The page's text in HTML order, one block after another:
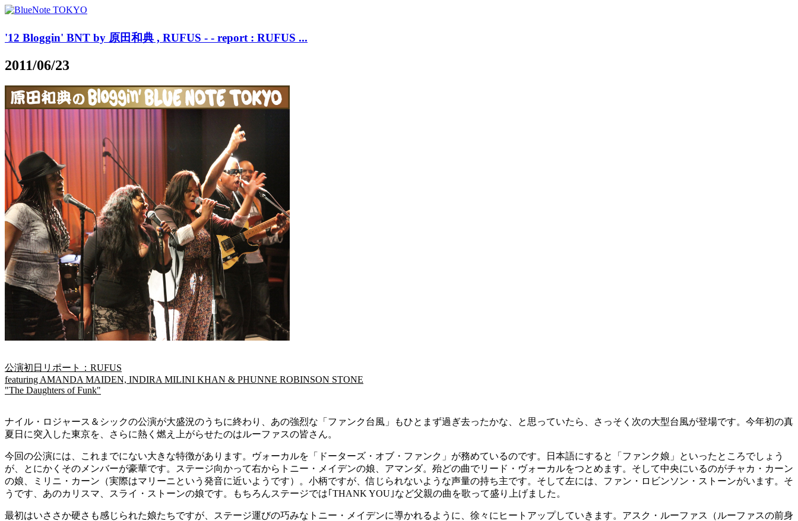
'12 Bloggin' BNT by 原田和典 , RUFUS - - report : RUFUS ...
2011/06/23
公演初日リポート：RUFUS
featuring AMANDA MAIDEN, INDIRA MILINI KHAN & PHUNNE ROBINSON STONE
"The Daughters of Funk"
ナイル・ロジャース＆シックの公演が大盛況のうちに終わり、あの強烈な「ファンク台風」もひとまず過ぎ去ったかな、と思っていたら、さっそく次の大型台風が登場です。今年初の真
夏日に突入した東京を、さらに熱く燃え上がらせたのはルーファスの皆さん。
今回の公演には、これまでにない大きな特徴があります。ヴォーカルを「ドーターズ・オブ・ファンク」が務めているのです。日本語にすると「ファンク娘」といったところでしょう
が、とにかくそのメンバーが豪華です。ステージ向かって右からトニー・メイデンの娘、アマンダ。殆どの曲でリード・ヴォーカルをつとめます。そして中央にいるのがチャカ・カーン
の娘、ミリニ・カーン（実際はマリーニという発音に近いようです）。小柄ですが、信じられないような声量の持ち主です。そして左には、ファン・ロビンソン・ストーンがいます。そ
うです、あのカリスマ、スライ・ストーンの娘です。もちろんステージでは｢THANK YOU｣など父親の曲を歌って盛り上げました。
最初はいささか硬さも感じられた娘たちですが、ステージ運びの巧みなトニー・メイデンに導かれるように、徐々にヒートアップしていきます。アスク・ルーファス（ルーファスの前身